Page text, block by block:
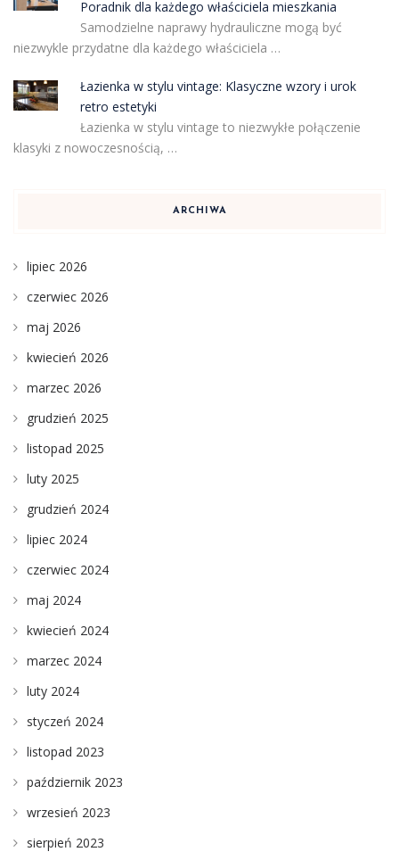
Poradnik dla każdego właściciela mieszkania
Samodzielne naprawy hydrauliczne mogą być
niezwykle przydatne dla każdego właściciela …
Łazienka w stylu vintage: Klasyczne wzory i urok
retro estetyki
Łazienka w stylu vintage to niezwykłe połączenie
klasyki z nowoczesnością, …
ARCHIWA
lipiec 2026
czerwiec 2026
maj 2026
kwiecień 2026
marzec 2026
grudzień 2025
listopad 2025
luty 2025
grudzień 2024
lipiec 2024
czerwiec 2024
maj 2024
kwiecień 2024
marzec 2024
luty 2024
styczeń 2024
listopad 2023
październik 2023
wrzesień 2023
sierpień 2023